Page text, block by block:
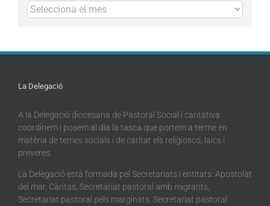
Arxius
La Delegació
A la Delegació diocesana de Pastoral Social i caritativa
coordinem i posem al dia la tasca que portem a terme en
matèria de temes socials i de caritat els religiosos, laics i
preveres.
La Delegació està formada pel Secretariats i entitats: Apostolat
del mar, Càritas, Secretariat pastoral amb migrants,
Secretariat pastoral pels marginats, Secretariat pastoral